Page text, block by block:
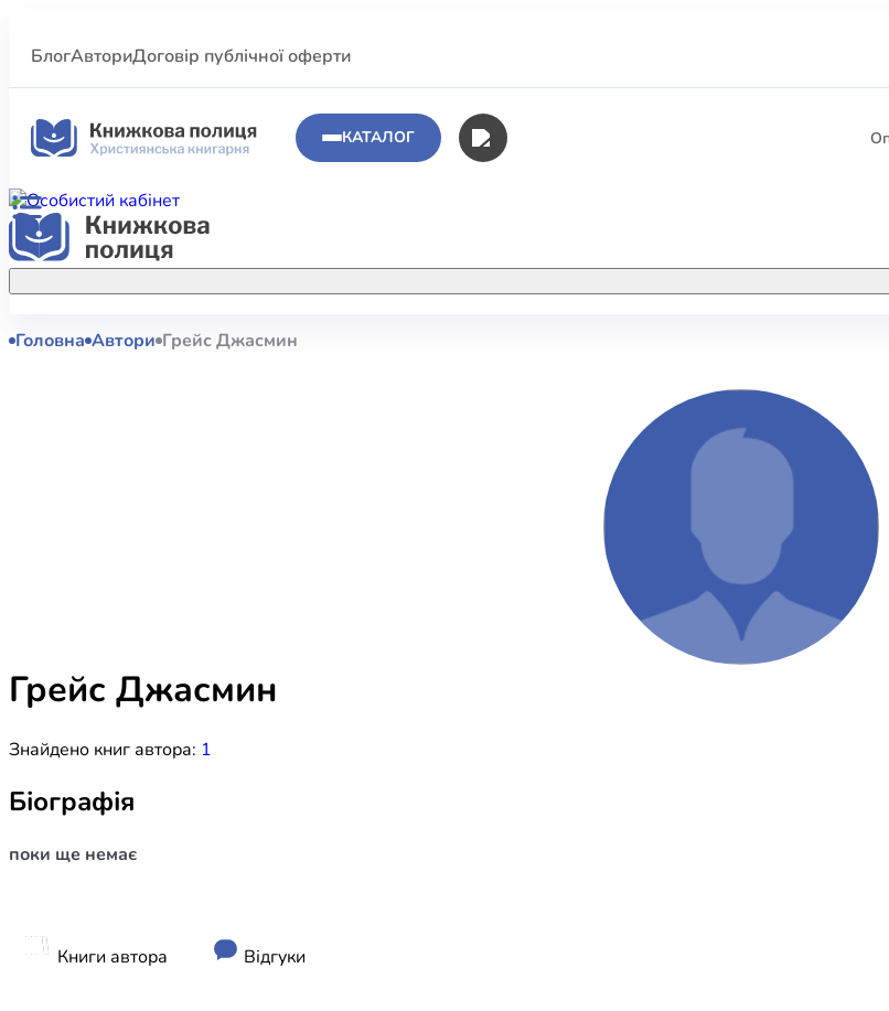
БлогАвториДоговір публічної оферти
КАТАЛОГ
Акційні пропозиції
полиці.
КНИГИ
Біблійне консультування
Головна Автори Грейс Джасмин
Грейс Джасмин
Знайдено книг автора: 1
Біографія
поки ще немає
Книги автора Відгуки